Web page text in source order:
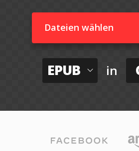
Dateien wählen
EPUB in